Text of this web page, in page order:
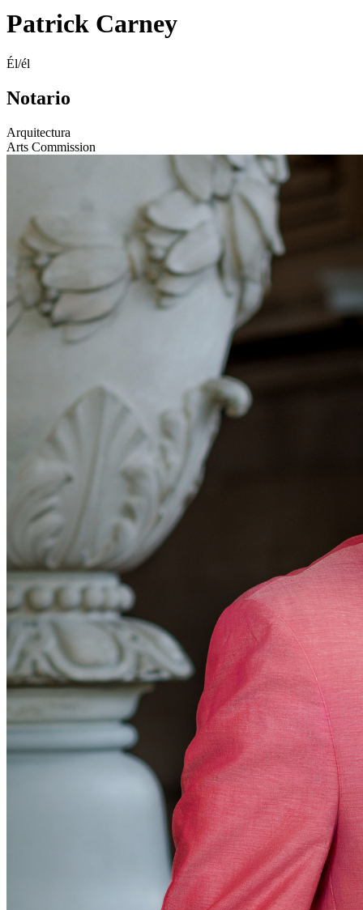
Patrick Carney
Él/él
Notario
Arquitectura
Arts Commission